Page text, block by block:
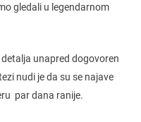
gledali u legendarnom
unapred dogovoren
nudi je da su se najave
par dana ranije.